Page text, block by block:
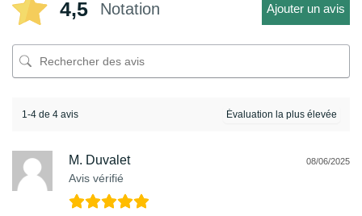
4,5 Notation Ajouter un avis
1-4 de 4 avis
M. Duvalet
Avis vérifié
08/06/2025